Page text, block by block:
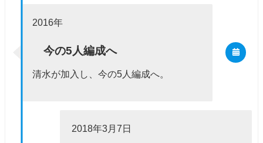
2016年
今の5人編成へ
清水が加入し、今の5人編成へ。
2018年3月7日